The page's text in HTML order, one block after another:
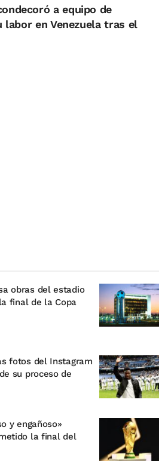
a equipo de
en Venezuela tras el
obras del estadio
final de la Copa
fotos del Instagram
su proceso de
y engañoso»
la final del